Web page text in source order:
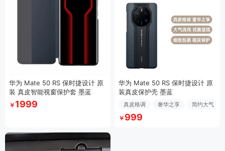
华为 Mate 50 RS 保时捷设计 原
装 真皮智能视窗保护套 墨蓝
￥ 1999
华为 Mate 50 RS 保时捷设计 原
装真皮保护壳 墨蓝
真皮格调 奢华之享 简约大气
￥ 999